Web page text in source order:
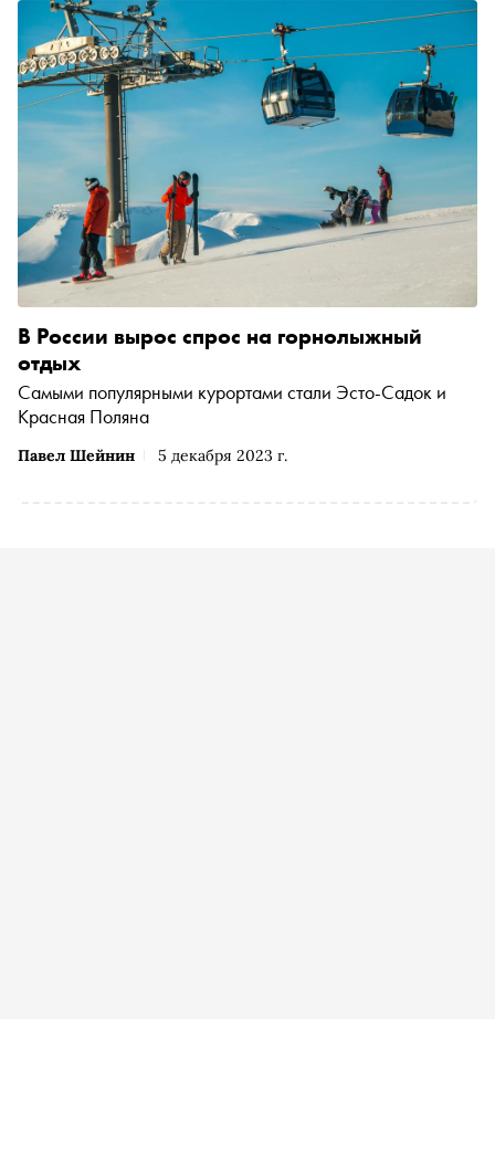
Павел Шейнин 5 декабря 2023 г.
В России вырос спрос на горнолыжный
отдых
Самыми популярными курортами стали Эсто-Садок и
Красная Поляна